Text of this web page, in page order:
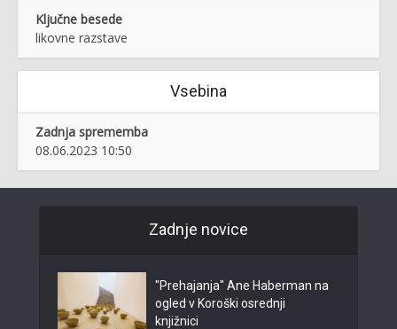
Ključne besede
likovne razstave
Vsebina
Zadnja sprememba
08.06.2023 10:50
Zadnje novice
"Prehajanja" Ane Haberman na
ogled v Koroški osrednji
knjižnici